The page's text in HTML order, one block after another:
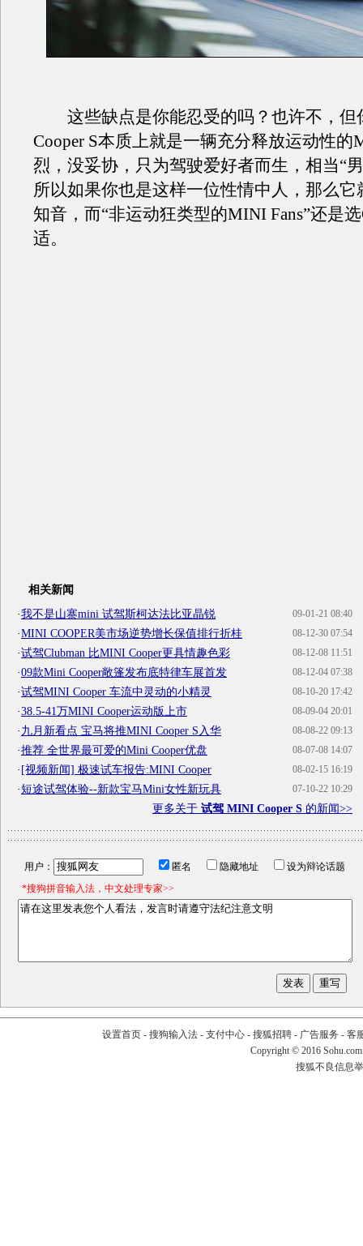
这些缺点是你能忍受的吗？也许不，但
Cooper S本质上就是一辆充分释放运动性的
烈，没妥协，只为驾驶爱好者而生，相当“
所以如果你也是这样一位性情中人，那么它
知音，而“非运动狂类型的MINI Fans”还是
适。
相关新闻
09-01-21 08:40
·我不是山寨mini 试驾斯柯达法比亚晶锐
08-12-30 07:54
·MINI COOPER美市场逆势增长保值排行折桂
08-12-08 11:51
·试驾Clubman 比MINI Cooper更具情趣色彩
08-12-04 07:38
·09款Mini Cooper敞篷发布底特律车展首发
08-10-20 17:42
·试驾MINI Cooper 车流中灵动的小精灵
08-09-04 20:01
·38.5-41万MINI Cooper运动版上市
08-08-22 09:13
·九月新看点 宝马将推MINI Cooper S入华
08-07-08 14:07
·推荐 全世界最可爱的Mini Cooper优盘
08-02-15 16:19
·[视频新闻] 极速试车报告:MINI Cooper
07-10-22 10:29
·短途试驾体验--新款宝马Mini女性新玩具
更多关于 试驾 MINI Cooper S 的新闻>>
用户： 匿名 隐藏地址
设为辩论话题
*搜狗拼音输入法，中文处理专家>>
设置首页- 搜狗输入法- 支付中心- 搜狐招聘- 广告服务 - 客
Copyright © 2016
搜狐不良信息